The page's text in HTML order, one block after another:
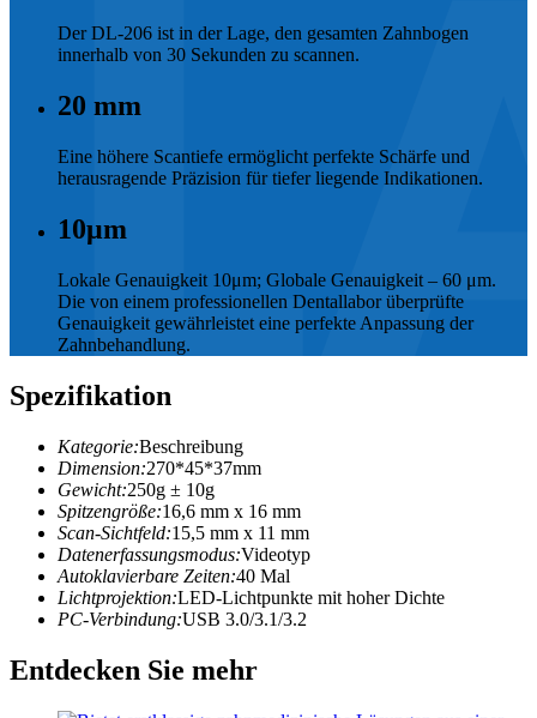
Der DL-206 ist in der Lage, den gesamten Zahnbogen
innerhalb von 30 Sekunden zu scannen.
20 mm
Eine höhere Scantiefe ermöglicht perfekte Schärfe und
herausragende Präzision für tiefer liegende Indikationen.
10μm
Lokale Genauigkeit 10μm; Globale Genauigkeit – 60 μm.
Die von einem professionellen Dentallabor überprüfte
Genauigkeit gewährleistet eine perfekte Anpassung der
Zahnbehandlung.
Spezifikation
Kategorie:Beschreibung
Dimension:270*45*37mm
Gewicht:250g ± 10g
Spitzengröße:16,6 mm x 16 mm
Scan-Sichtfeld:15,5 mm x 11 mm
Datenerfassungsmodus:Videotyp
Autoklavierbare Zeiten:40 Mal
Lichtprojektion:LED-Lichtpunkte mit hoher Dichte
PC-Verbindung:USB 3.0/3.1/3.2
Entdecken Sie mehr